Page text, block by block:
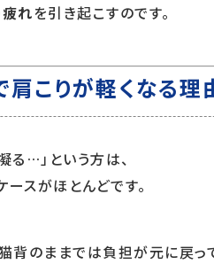
れを引き起こすのです。
こりが軽くなる理
る…」という方は、
ースがほとんどです。
背のままでは負担が元に戻っ